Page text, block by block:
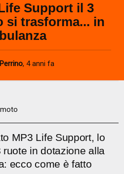
Support il 3
si trasforma... in
, 4 anni fa
MP3 Life Support, lo
in dotazione alla
ecco come è fatto